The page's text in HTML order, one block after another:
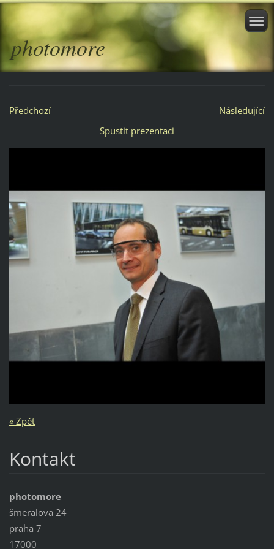
photomore
Předchozí
Následující
Spustit prezentaci
« Zpět
Kontakt
photomore
šmeralova 24
praha 7
17000